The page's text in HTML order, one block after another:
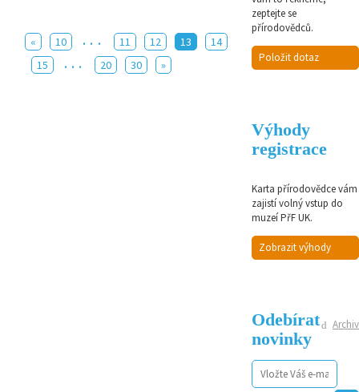
« 10 ... 11 12 13
14
15
... 20 30 »
zeptejte se
přírodovědců.
Položit dotaz
Výhody
registrace
Karta přírodovědce vám
zajistí volný vstup do
muzeí PřF UK.
Zobrazit výhody
Archiv
Odebírat
novinky